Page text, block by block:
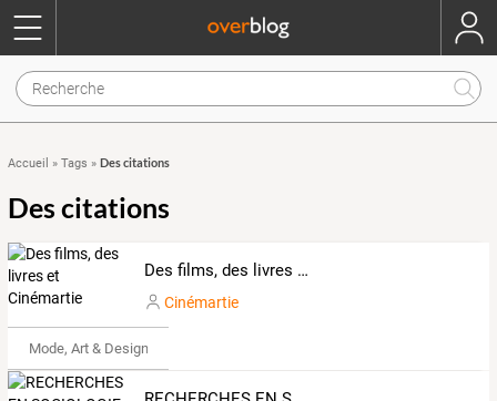
Accueil » Tags » Des citations
Des citations
Des films, des livres et Cinémartie
Cinémartie
Mode, Art & Design